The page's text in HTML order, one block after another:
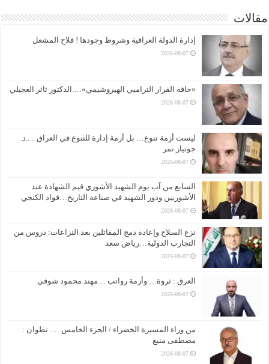
مقالات
إدارة الدولة العراقية وشروط وجودها ! فلاح المشعل
2026-08-07
«حافة القرار الترامبي الهيروشيمي»….الدكتور ثائر العجيلي
2026-08-07
ليست أزمة تنوع… بل أزمة إدارة للتنوع في العراق .. ..د.
جوتيار تمر
2026-08-07
السابع من آب يوم الشهيد الأشوري قيم الشهادة عند
الأشوريين ودور الشهيد في صناعة التاريخ…فواد الكنجي
2026-08-07
نزع السلاح وإعادة دمج المقاتلين بعد النزاعات: دروس من
التجارب الدولية…رياض سعد
2026-08-07
العرق : ثروة… وأزمة رواتب …مهند محمود شوقي
2026-08-07
من وراء المسيرة الخضراء / الجزء الخامس …. تطوان :
مصطفى منيغ
2026-08-07